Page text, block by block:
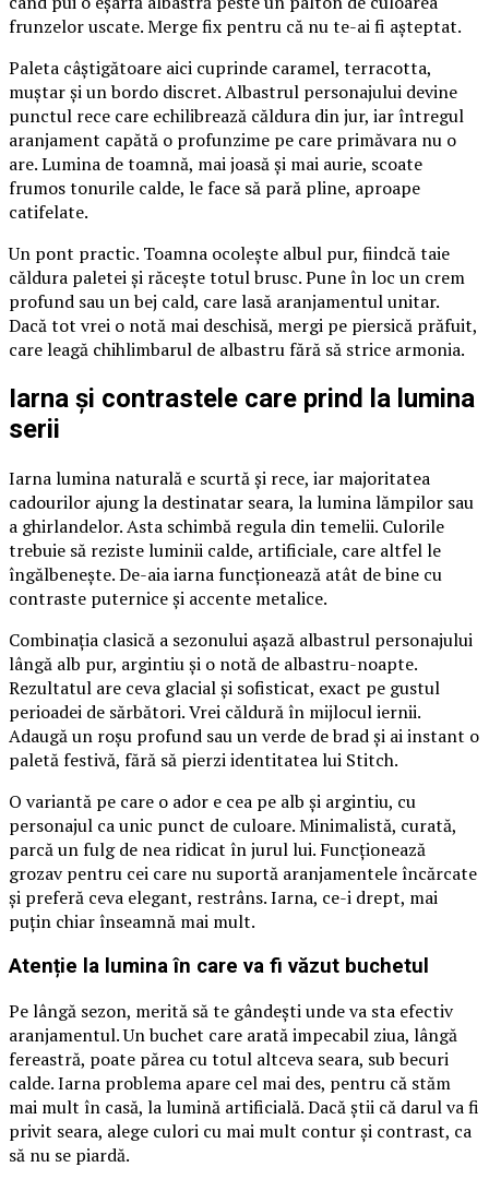
frunzelor uscate. Merge fix pentru că nu te-ai fi așteptat.
Paleta câștigătoare aici cuprinde caramel, terracotta,
muștar și un bordo discret. Albastrul personajului devine
punctul rece care echilibrează căldura din jur, iar întregul
aranjament capătă o profunzime pe care primăvara nu o
are. Lumina de toamnă, mai joasă și mai aurie, scoate
frumos tonurile calde, le face să pară pline, aproape
catifelate.
Un pont practic. Toamna ocolește albul pur, fiindcă taie
căldura paletei și răcește totul brusc. Pune în loc un crem
profund sau un bej cald, care lasă aranjamentul unitar.
Dacă tot vrei o notă mai deschisă, mergi pe piersică prăfuit,
care leagă chihlimbarul de albastru fără să strice armonia.
Iarna și contrastele care prind la lumina
serii
Iarna lumina naturală e scurtă și rece, iar majoritatea
cadourilor ajung la destinatar seara, la lumina lămpilor sau
a ghirlandelor. Asta schimbă regula din temelii. Culorile
trebuie să reziste luminii calde, artificiale, care altfel le
îngălbenește. De-aia iarna funcționează atât de bine cu
contraste puternice și accente metalice.
Combinația clasică a sezonului așază albastrul personajului
lângă alb pur, argintiu și o notă de albastru-noapte.
Rezultatul are ceva glacial și sofisticat, exact pe gustul
perioadei de sărbători. Vrei căldură în mijlocul iernii.
Adaugă un roșu profund sau un verde de brad și ai instant o
paletă festivă, fără să pierzi identitatea lui Stitch.
O variantă pe care o ador e cea pe alb și argintiu, cu
personajul ca unic punct de culoare. Minimalistă, curată,
parcă un fulg de nea ridicat în jurul lui. Funcționează
grozav pentru cei care nu suportă aranjamentele încărcate
și preferă ceva elegant, restrâns. Iarna, ce-i drept, mai
puțin chiar înseamnă mai mult.
Atenție la lumina în care va fi văzut buchetul
Pe lângă sezon, merită să te gândești unde va sta efectiv
aranjamentul. Un buchet care arată impecabil ziua, lângă
fereastră, poate părea cu totul altceva seara, sub becuri
calde. Iarna problema apare cel mai des, pentru că stăm
mai mult în casă, la lumină artificială. Dacă știi că darul va fi
privit seara, alege culori cu mai mult contur și contrast, ca
să nu se piardă.